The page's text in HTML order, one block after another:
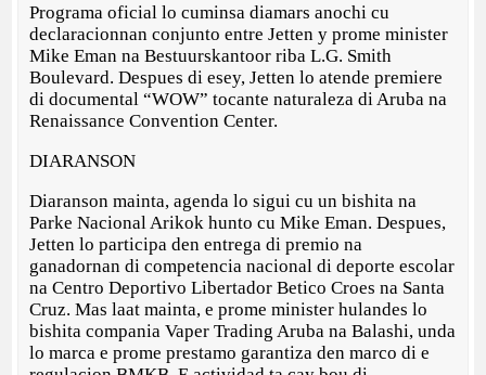
Programa oficial lo cuminsa diamars anochi cu
declaracionnan conjunto entre Jetten y prome minister
Mike Eman na Bestuurskantoor riba L.G. Smith
Boulevard. Despues di esey, Jetten lo atende premiere
di documental “WOW” tocante naturaleza di Aruba na
Renaissance Convention Center.
DIARANSON
Diaranson mainta, agenda lo sigui cu un bishita na
Parke Nacional Arikok hunto cu Mike Eman. Despues,
Jetten lo participa den entrega di premio na
ganadornan di competencia nacional di deporte escolar
na Centro Deportivo Libertador Betico Croes na Santa
Cruz. Mas laat mainta, e prome minister hulandes lo
bishita compania Vaper Trading Aruba na Balashi, unda
lo marca e prome prestamo garantiza den marco di e